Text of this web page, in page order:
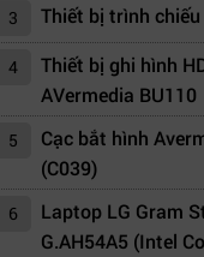
3 Thiết bị trình
4
Thiết bị ghi hình
AVermedia BU110
5
Cạc bắt hình
(C039)
6
Laptop LG Gram
G.AH54A5 (Intel